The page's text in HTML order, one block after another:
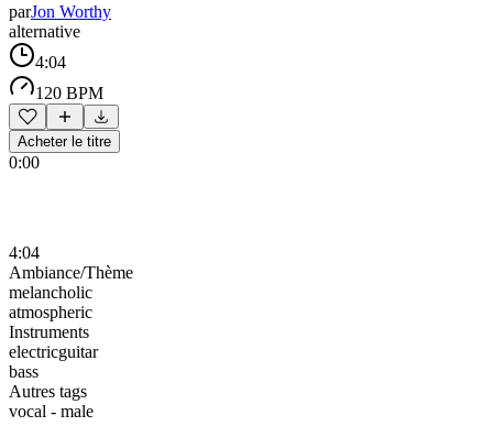
parJon Worthy
alternative
4:04
120 BPM
Acheter le titre
0:00
4:04
Ambiance/Thème
melancholic
atmospheric
Instruments
electricguitar
bass
Autres tags
vocal - male